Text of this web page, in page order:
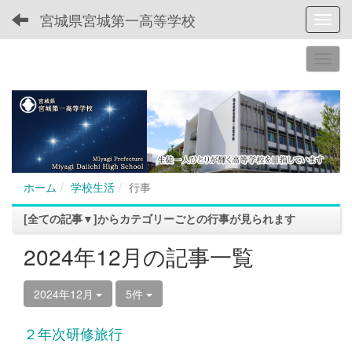
宮城県宮城第一高等学校
ホーム 学校生活
行事
[全ての記事▼]からカテゴリーごとの行事が見られます
2024年12月の記事一覧
2024年12月 5件
２年次研修旅行